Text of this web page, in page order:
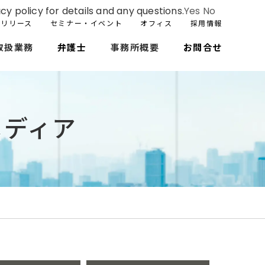
リース セミナー・イベント オフィス 採用情報
扱業務 弁護士 事務所概要 お問合せ
ィア
policy for details and any questions.Yes No